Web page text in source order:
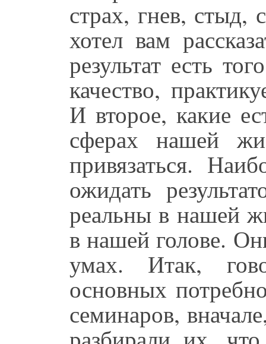
страх, гнев, стыд,
хотел вам
результат есть
качество,
И второе, какие
сферах нашей
привязаться.
ожидать
реальны в нашей
в нашей голове.
умах. Итак,
основных
семинаров,